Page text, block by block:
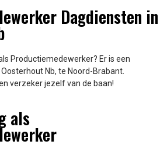
Dagdiensten in
Productiemedewerker? Er is een
Nb, te Noord-Brabant.
verzeker jezelf van de baan!
als